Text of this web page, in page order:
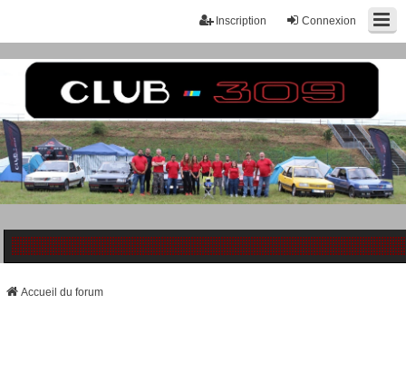
Connexion
Inscription
Accueil du forum